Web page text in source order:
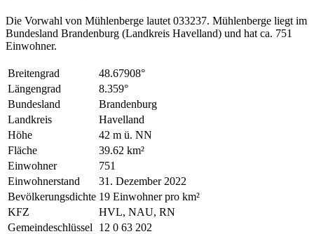
Die Vorwahl von Mühlenberge lautet 033237. Mühlenberge liegt im
Bundesland Brandenburg (Landkreis Havelland) und hat ca. 751
Einwohner.
Breitengrad
48.67908°
Längengrad
8.359°
Bundesland
Brandenburg
Landkreis
Havelland
Höhe
42 m ü. NN
Fläche
39.62 km²
Einwohner
751
Einwohnerstand
31. Dezember 2022
Bevölkerungsdichte 19 Einwohner pro km²
KFZ
HVL, NAU, RN
Gemeindeschlüssel
12 0 63 202